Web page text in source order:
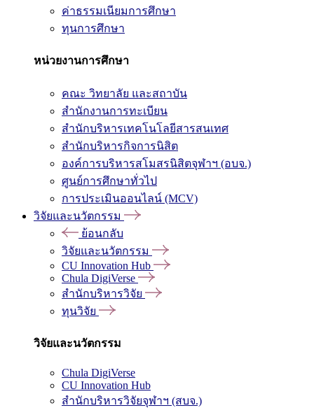
ค่าธรรมเนียมการศึกษา
ทุนการศึกษา
หน่วยงานการศึกษา
คณะ วิทยาลัย และสถาบัน
สำนักงานการทะเบียน
สำนักบริหารเทคโนโลยีสารสนเทศ
สำนักบริหารกิจการนิสิต
องค์การบริหารสโมสรนิสิตจุฬาฯ (อบจ.)
ศูนย์การศึกษาทั่วไป
การประเมินออนไลน์ (MCV)
วิจัยและนวัตกรรม
ย้อนกลับ
วิจัยและนวัตกรรม
CU Innovation Hub
Chula DigiVerse
สำนักบริหารวิจัย
ทุนวิจัย
วิจัยและนวัตกรรม
Chula DigiVerse
CU Innovation Hub
สำนักบริหารวิจัยจุฬาฯ (สบจ.)